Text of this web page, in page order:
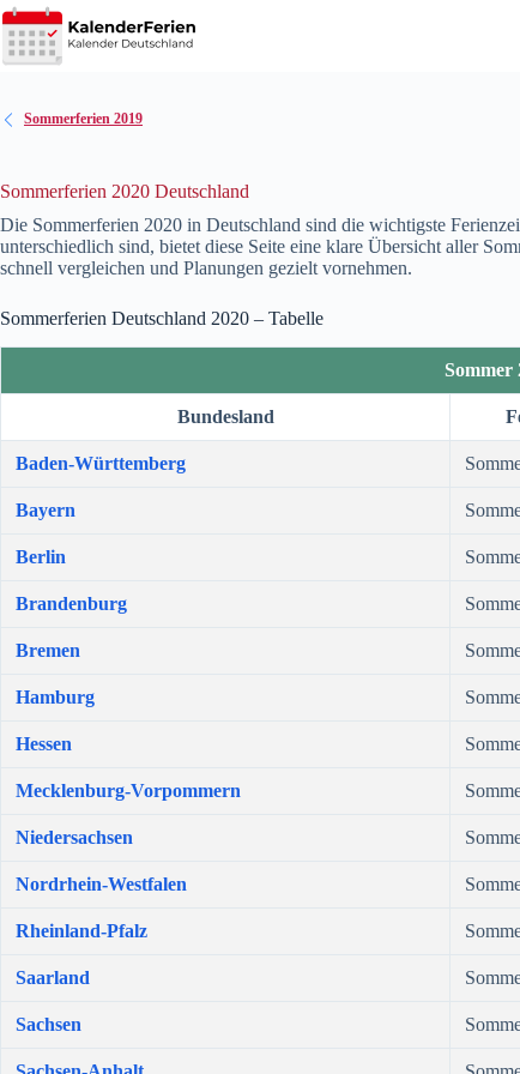
Zum
Inhalt
springen
Sommerferien 2019
Sommerferien 2020 Deutschland
Die Sommerferien 2020 in Deutschland sind die wichtigste
unterschiedlich sind, bietet diese Seite eine klare Übersicht aller
schnell vergleichen und Planungen gezielt vornehmen.
Sommerferien Deutschland 2020 – Tabelle
Sommer
Bundesland
Baden-Württemberg
Bayern
Berlin
Brandenburg
Bremen
Hamburg
Hessen
Mecklenburg-Vorpommern
Niedersachsen
Nordrhein-Westfalen
Rheinland-Pfalz
Saarland
Sachsen